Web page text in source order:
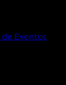
de Eventos